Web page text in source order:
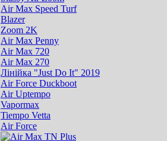
Air Max Speed Turf
Blazer
Zoom 2K
Air Max Penny
Air Max 720
Air Max 270
Лінійка "Just Do It" 2019
Air Force Duckboot
Air Uptempo
Vapormax
Tiempo Vetta
Air Force